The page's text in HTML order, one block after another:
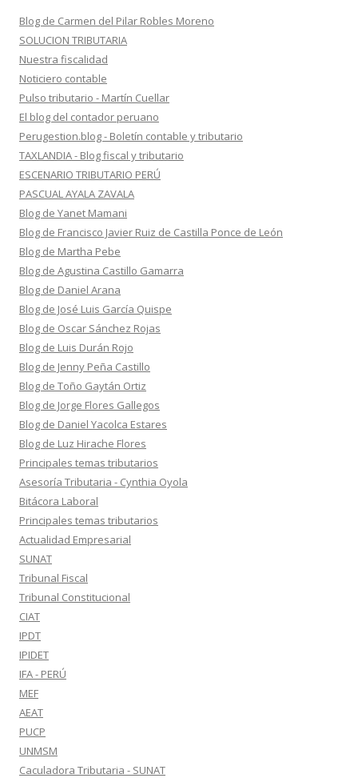
Blog de Carmen del Pilar Robles Moreno
SOLUCION TRIBUTARIA
Nuestra fiscalidad
Noticiero contable
Pulso tributario - Martín Cuellar
El blog del contador peruano
Perugestion.blog - Boletín contable y tributario
TAXLANDIA - Blog fiscal y tributario
ESCENARIO TRIBUTARIO PERÚ
PASCUAL AYALA ZAVALA
Blog de Yanet Mamani
Blog de Francisco Javier Ruiz de Castilla Ponce de León
Blog de Martha Pebe
Blog de Agustina Castillo Gamarra
Blog de Daniel Arana
Blog de José Luis García Quispe
Blog de Oscar Sánchez Rojas
Blog de Luis Durán Rojo
Blog de Jenny Peña Castillo
Blog de Toño Gaytán Ortiz
Blog de Jorge Flores Gallegos
Blog de Daniel Yacolca Estares
Blog de Luz Hirache Flores
Principales temas tributarios
Asesoría Tributaria - Cynthia Oyola
Bitácora Laboral
Principales temas tributarios
Actualidad Empresarial
SUNAT
Tribunal Fiscal
Tribunal Constitucional
CIAT
IPDT
IPIDET
IFA - PERÚ
MEF
AEAT
PUCP
UNMSM
Caculadora Tributaria - SUNAT